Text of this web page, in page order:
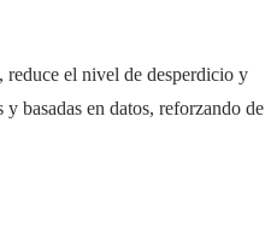
reduce el nivel de desperdicio y
basadas en datos, reforzando de